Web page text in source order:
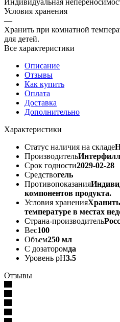
Условия хранения
—
Хранить при комнатной
для детей.
Все характеристики
Описание
Отзывы
Как купить
Оплата
Доставка
Дополнительно
Характеристики
Статус наличия на складе
Производитель
Срок годности2029-02-28
Средствогель
Противопоказания
компонентов продукта.
Условия хранения
температуре в местах
Страна-производитель
Вес100
Объем250 мл
С дозаторомда
Уровень pH3.5
Отзывы